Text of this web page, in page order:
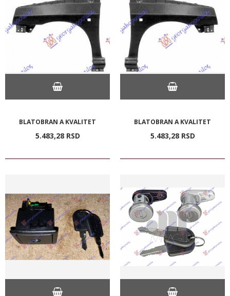
BLATOBRAN A KVALITET
5.483,28 RSD
BLATOBRAN A KVALITET
5.483,28 RSD